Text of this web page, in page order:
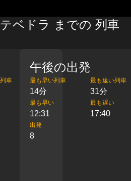
ベドラ までの 列車
車
午後の出発
最も早い列車
14分
最も遠い列車
31分
最も早い
12:31
最も遅い
17:40
出発
8